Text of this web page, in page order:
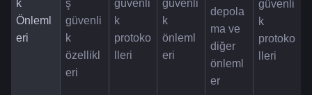
k
Önleml
eri
ş
güvenli
k
özellikl
eri
güvenli
k
protoko
lleri
güvenli
k
önleml
eri
depola
ma ve
diğer
önleml
er
güvenli
k
protoko
lleri